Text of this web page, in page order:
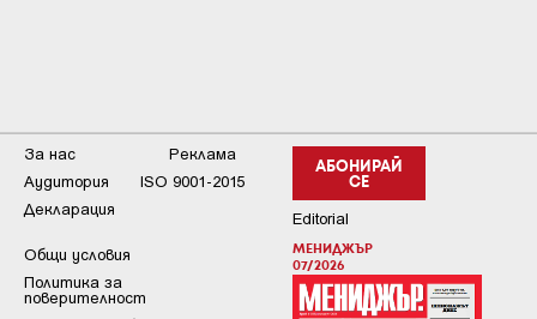
АБОНИРАЙ
СЕ
Editorial
МЕНИДЖЪР
07/2026
За нас
Реклама
Аудитория
ISO 9001-2015
Декларация
Общи условия
Пoлитикa зa
пoвepитeлнocт